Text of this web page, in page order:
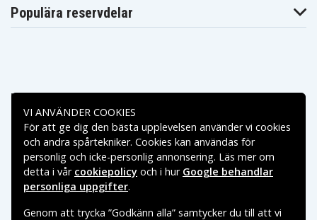
Populära reservdelar
Betalningsalternativ
Leveransalternativ
VI ANVÄNDER COOKIES
För att ge dig den bästa upplevelsen använder vi cookies
och andra spårtekniker. Cookies kan användas för
personlig och icke-personlig annonsering. Läs mer om
detta i vår cookiepolicy och i hur Google behandlar
personliga uppgifter.
Genom att trycka ”Godkänn alla” samtycker du till att vi